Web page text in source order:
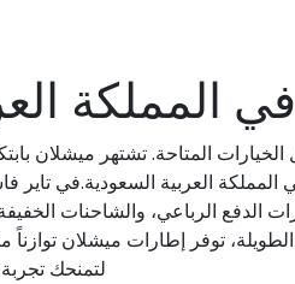
المملكة
المتاحة. تشتهر ميشلان
المملكة العربية السعودية.في
الرباعي، والشاحنات
توفر إطارات ميشلان توازناً
لتمنحك